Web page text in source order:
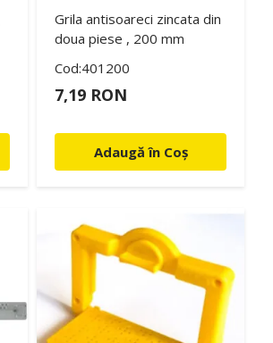
Grila antisoareci zincata din
doua piese , 200 mm
Cod:401200
7,19 RON
Adaugă în Coș